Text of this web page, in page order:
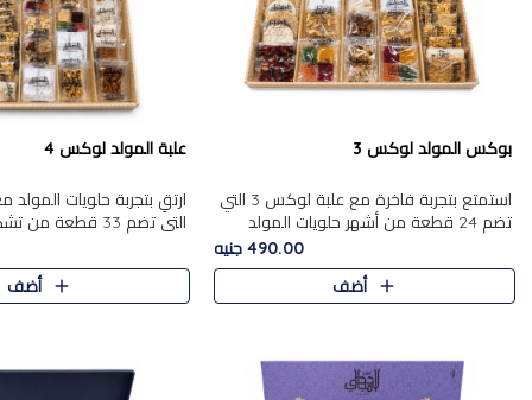
بوكس المولد لوكس 3
استمتع بتجربة فاخرة مع علبة لوكس 3 التي
تضم 24 قطعة من أشهر حلويات المولد
الشرقية المختارة بعناية. تحتوي التشكيلة على
الجزرية بالفول، والملب..
490.00 جنيه
أضف
علبة المولد لوكس 4
التي تضم 33 قطعة
ومتنوعة من أشهر
العلبة على الجزرية بالفول،..
أضف